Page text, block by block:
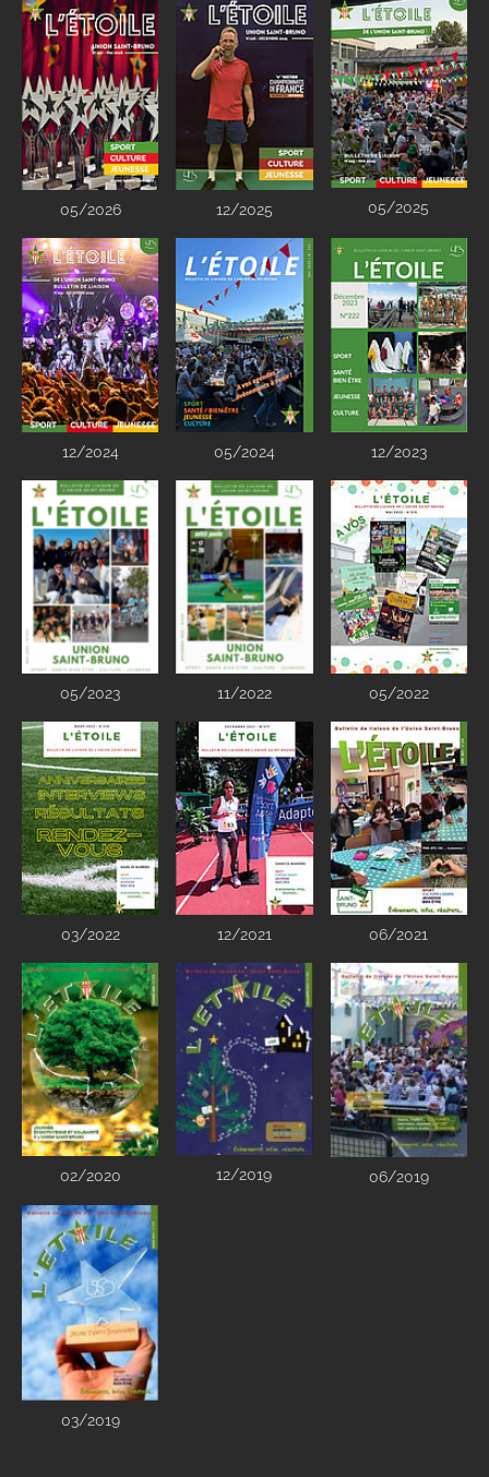
05/2026 12/2025 05/2025
12/2024 05/2024 12/2023
05/2023 11/2022 05/2022
03/2022 12/2021 06/2021
02/2020 12/2019 06/2019
03/2019